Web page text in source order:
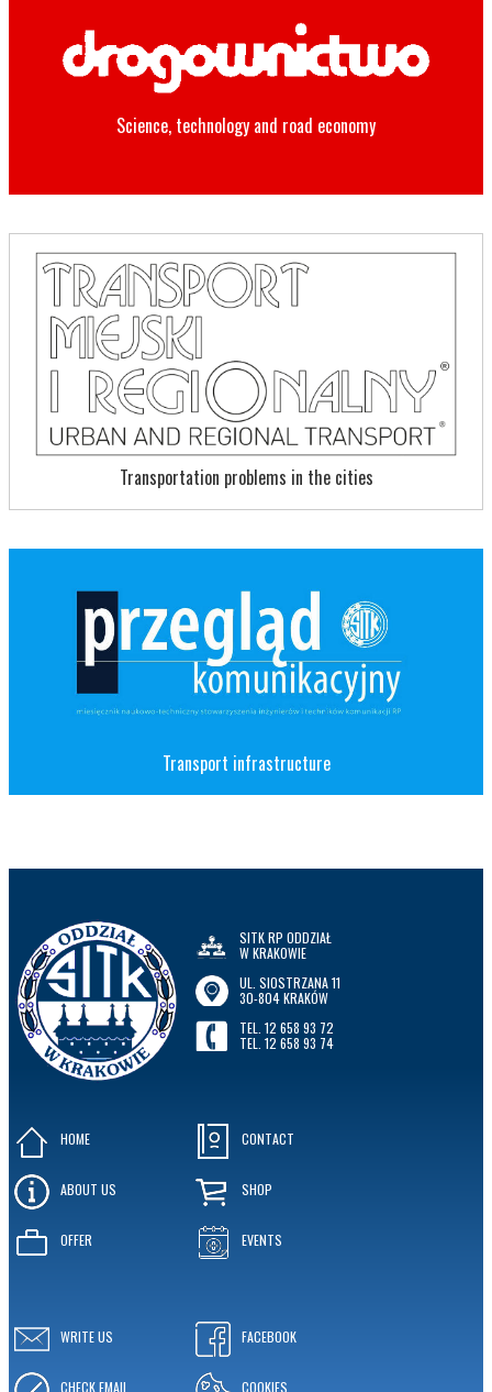
Science, technology and road economy
Transportation problems in the cities
Transport infrastructure
SITK RP ODDZIAŁ
W KRAKOWIE
UL. SIOSTRZANA 11
30-804 KRAKÓW
TEL. 12 658 93 72
TEL. 12 658 93 74
HOME
ABOUT US
OFFER
CONTACT
SHOP
EVENTS
WRITE US
CHECK EMAIL
FACEBOOK
COOKIES